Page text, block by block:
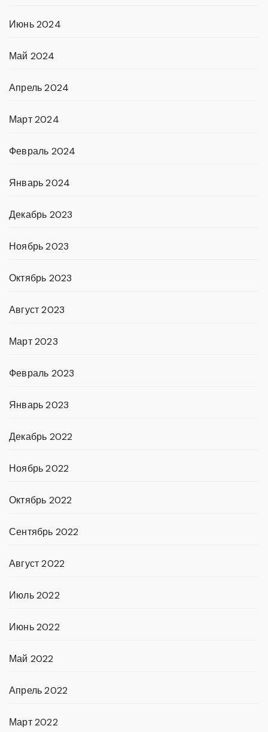
Июнь 2024
Май 2024
Апрель 2024
Март 2024
Февраль 2024
Январь 2024
Декабрь 2023
Ноябрь 2023
Октябрь 2023
Август 2023
Март 2023
Февраль 2023
Январь 2023
Декабрь 2022
Ноябрь 2022
Октябрь 2022
Сентябрь 2022
Август 2022
Июль 2022
Июнь 2022
Май 2022
Апрель 2022
Март 2022